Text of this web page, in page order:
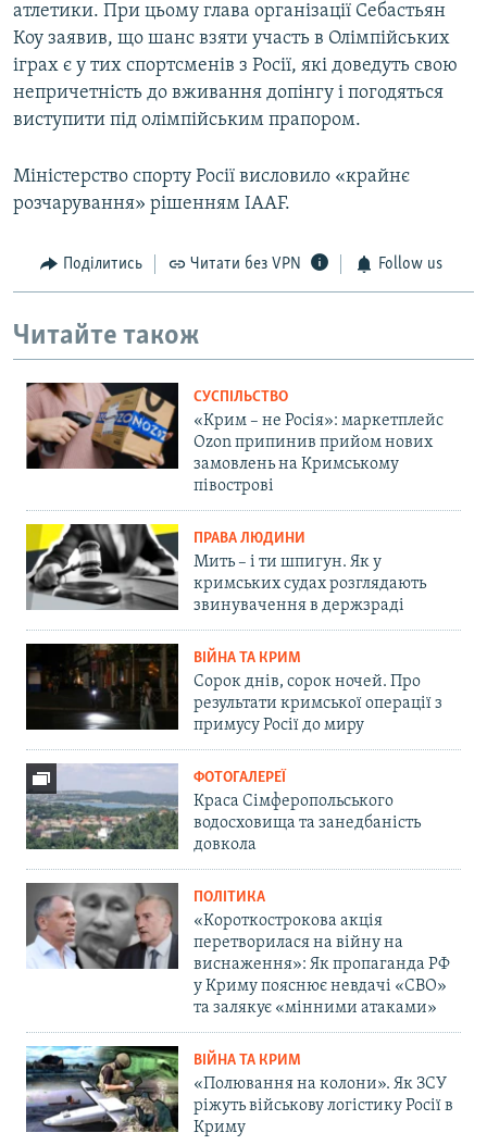
атлетики. При цьому глава організації Себастьян
Коу заявив, що шанс взяти участь в Олімпійських
іграх є у тих спортсменів з Росії, які доведуть свою
непричетність до вживання допінгу і погодяться
виступити під олімпійським прапором.
Міністерство спорту Росії висловило «крайнє
розчарування» рішенням IAAF.
Поділитись Читати без VPN Follow us
Читайте також
СУСПІЛЬСТВО
«Крим – не Росія»: маркетплейс
Ozon припинив прийом нових
замовлень на Кримському
півострові
ПРАВА ЛЮДИНИ
Мить – і ти шпигун. Як у
кримських судах розглядають
звинувачення в держзраді
ВІЙНА ТА КРИМ
Сорок днів, сорок ночей. Про
результати кримської операції з
примусу Росії до миру
ФОТОГАЛЕРЕЇ
Краса Сімферопольського
водосховища та занедбаність
довкола
ПОЛІТИКА
«Короткострокова акція
перетворилася на війну на
виснаження»: Як пропаганда РФ
у Криму пояснює невдачі «СВО»
та залякує «мінними атаками»
ВІЙНА ТА КРИМ
«Полювання на колони». Як ЗСУ
ріжуть військову логістику Росії в
Криму